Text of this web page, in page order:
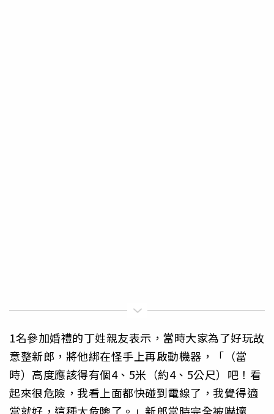
1名參加婚禮的丁姓親友表示，當時大家為了好玩故
意整新郎，將他綁在怪手上再啟動機器，「（當
時）高度應該得有個4、5米（約4、5公尺）吧！看
起來很危險，我看上面都快碰到電線了，我覺得適